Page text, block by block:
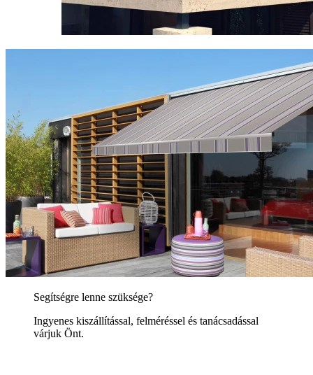
Segítségre lenne szüksége?
Ingyenes kiszállítással, felméréssel és tanácsadással
várjuk Önt.